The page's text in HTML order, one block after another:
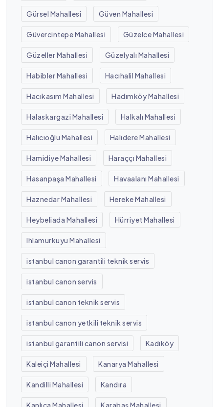
Gürsel Mahallesi Güven Mahallesi
Güvercintepe Mahallesi Güzelce Mahallesi
Güzeller Mahallesi Güzelyalı Mahallesi
Habibler Mahallesi Hacıhalil Mahallesi
Hacıkasım Mahallesi Hadımköy Mahallesi
Halaskargazi Mahallesi Halkalı Mahallesi
Halıcıoğlu Mahallesi Halıdere Mahallesi
Hamidiye Mahallesi Haraççı Mahallesi
Hasanpaşa Mahallesi Havaalanı Mahallesi
Haznedar Mahallesi Hereke Mahallesi
Heybeliada Mahallesi Hürriyet Mahallesi
Ihlamurkuyu Mahallesi
istanbul canon garantili teknik servis
istanbul canon servis
istanbul canon teknik servis
istanbul canon yetkili teknik servis
istanbul garantili canon servisi Kadıköy
Kaleiçi Mahallesi Kanarya Mahallesi
Kandilli Mahallesi Kandıra
Kanlıca Mahallesi Karabaş Mahallesi